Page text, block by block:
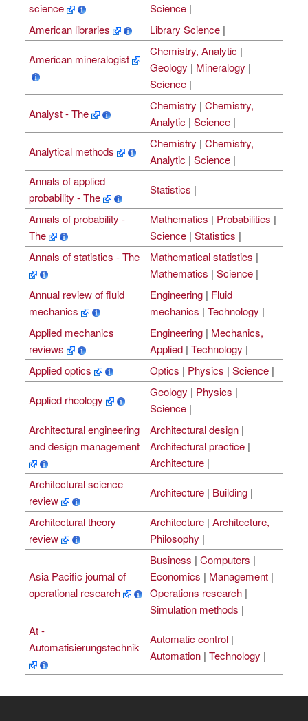
science
Science |
American libraries
Library Science |
American mineralogist
Chemistry, Analytic |
Geology | Mineralogy |
Science |
Analyst - The
Chemistry | Chemistry,
Analytic | Science |
Analytical methods
Chemistry | Chemistry,
Analytic | Science |
Annals of applied
probability - The
Statistics |
Annals of probability -
The
Mathematics | Probabilities |
Science | Statistics |
Annals of statistics - The
Mathematical statistics |
Mathematics | Science |
Annual review of fluid
mechanics
Engineering | Fluid
mechanics | Technology |
Applied mechanics
reviews
Engineering | Mechanics,
Applied | Technology |
Applied optics
Optics | Physics | Science |
Applied rheology
Geology | Physics |
Science |
Architectural engineering
and design management
Architectural design |
Architectural practice |
Architecture |
Architectural science
review
Architecture | Building |
Architectural theory
review
Architecture | Architecture,
Philosophy |
Asia Pacific journal of
operational research
Business | Computers |
Economics | Management |
Operations research |
Simulation methods |
At -
Automatisierungstechnik
Automatic control |
Automation | Technology |